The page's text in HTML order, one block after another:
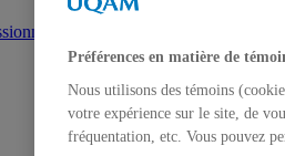
Préférences en matière de
Nous utilisons des témoins
votre expérience sur le site, de
fréquentation, etc. Vous pouvez